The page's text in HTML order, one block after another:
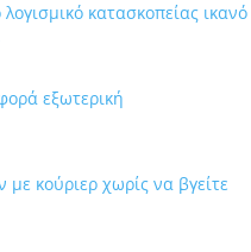
κατασκοπείας ικανό
εξωτερική
κούριερ χωρίς να βγείτε